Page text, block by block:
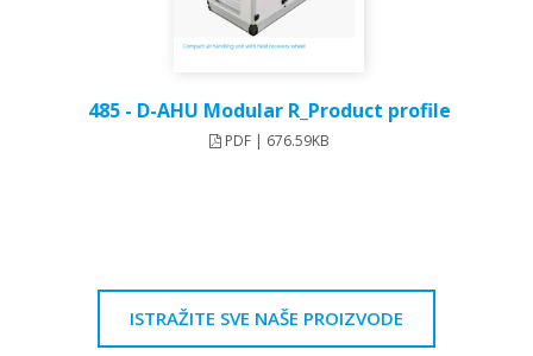
485 - D-AHU Modular R_Product profile
PDF | 676.59KB
ISTRAŽITE SVE NAŠE PROIZVODE